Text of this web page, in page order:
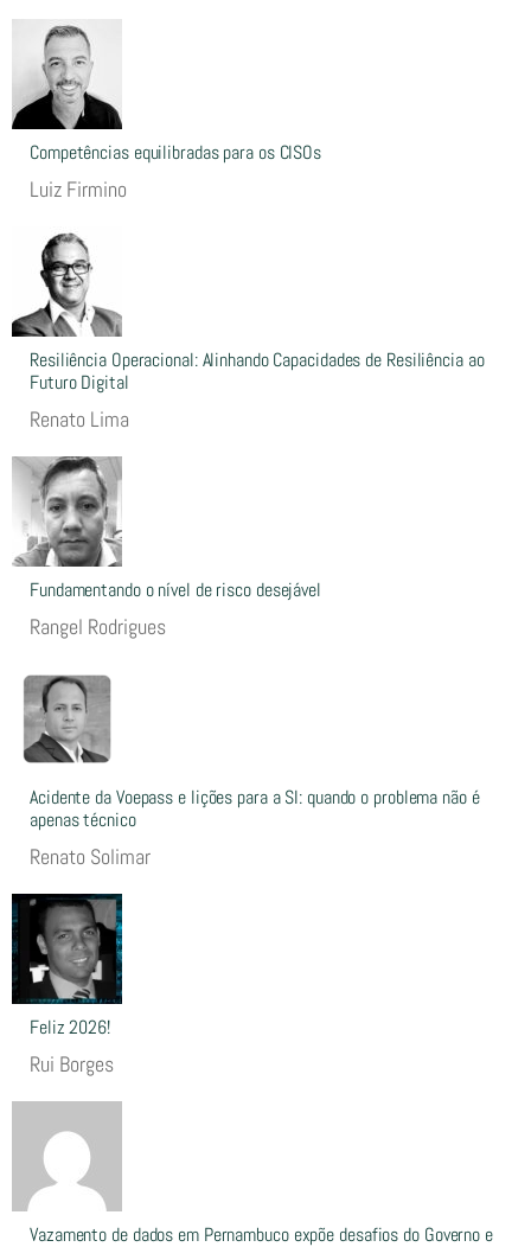
Competências equilibradas para os CISOs
Luiz Firmino
Resiliência Operacional: Alinhando Capacidades de Resiliência ao
Futuro Digital
Renato Lima
Fundamentando o nível de risco desejável
Rangel Rodrigues
Acidente da Voepass e lições para a SI: quando o problema não é
apenas técnico
Renato Solimar
Feliz 2026!
Rui Borges
Vazamento de dados em Pernambuco expõe desafios do Governo e